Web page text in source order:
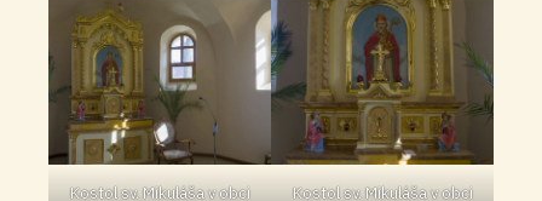
Kostol sv. Mikuláša v obci
Kostol sv. Mikuláša v obci